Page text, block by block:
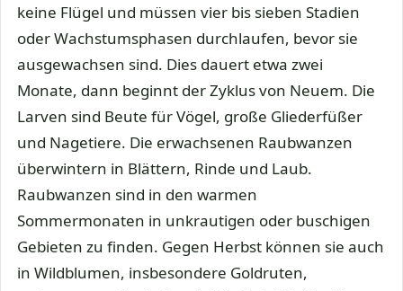
keine Flügel und müssen vier bis sieben Stadien
oder Wachstumsphasen durchlaufen, bevor sie
ausgewachsen sind. Dies dauert etwa zwei
Monate, dann beginnt der Zyklus von Neuem. Die
Larven sind Beute für Vögel, große Gliederfüßer
und Nagetiere. Die erwachsenen Raubwanzen
überwintern in Blättern, Rinde und Laub.
Raubwanzen sind in den warmen
Sommermonaten in unkrautigen oder buschigen
Gebieten zu finden. Gegen Herbst können sie auch
in Wildblumen, insbesondere Goldruten,